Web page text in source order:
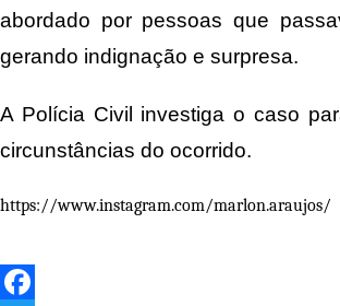
abordado por pessoas que
gerando indignação e surpresa.
A Polícia Civil investiga o caso
circunstâncias do ocorrido.
https://www.instagram.com/marlon.araujos/